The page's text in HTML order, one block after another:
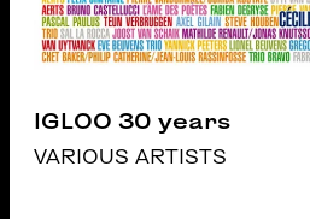
IGLOO 30 years
VARIOUS ARTISTS